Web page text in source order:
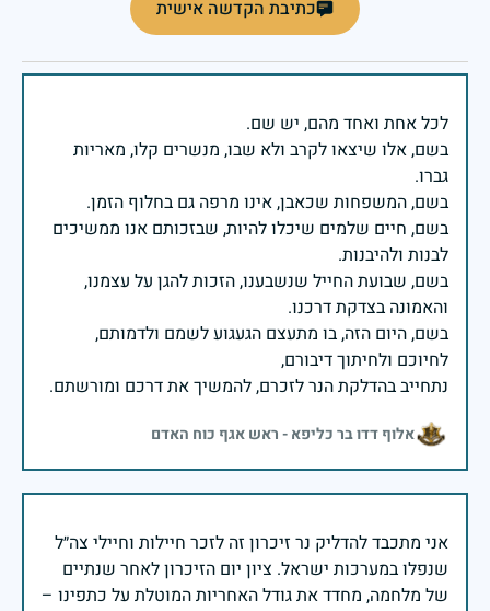
כתיבת הקדשה אישית
בשם, אלו שיצאו לקרב ולא שבו, מנשרים קלו, מאריות
בשם, חיים שלמים שיכלו להיות, שבזכותם אנו ממשיכים
בשם, שבועת החייל שנשבענו, הזכות להגן על עצמנו,
בשם, היום הזה, בו מתעצם הגעגוע לשמם ולדמותם,
נתחייב בהדלקת הנר לזכרם, להמשיך את דרכם ומורשתם.
אלוף דדו בר כליפא - ראש אגף כוח האדם
אני מתכבד להדליק נר זיכרון זה לזכר חיילות וחיילי צה״ל
שנפלו במערכות ישראל. ציון יום הזיכרון לאחר שנתיים
של מלחמה, מחדד את גודל האחריות המוטלת על כתפינו –